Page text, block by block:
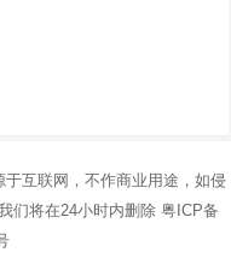
互联网，不作商业用途，如侵
们将在24小时内删除粤ICP备